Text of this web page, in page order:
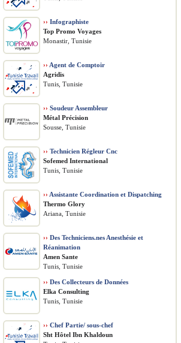
›› Infographiste
Top Promo Voyages
Monastir, Tunisie
›› Agent de Comptoir
Agridis
Tunis, Tunisie
›› Soudeur Assembleur
Métal Précision
Sousse, Tunisie
›› Technicien Régleur Cnc
Sofemed International
Tunis, Tunisie
›› Assistante Coordination et Dispatching
Thermo Glory
Ariana, Tunisie
›› Des Techniciens.nes Anesthésie et
Réanimation
Amen Sante
Tunis, Tunisie
›› Des Collecteurs de Données
Elka Consulting
Tunis, Tunisie
›› Chef Partie/ sous-chef
Sht Hôtel Ibn Khaldoun